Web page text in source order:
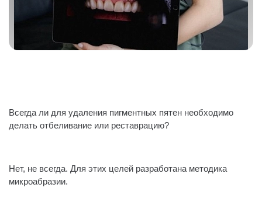
Всегда ли для удаления пигментных пятен необходимо
делать отбеливание или реставрацию?
Нет, не всегда. Для этих целей разработана методика
микроабразии.